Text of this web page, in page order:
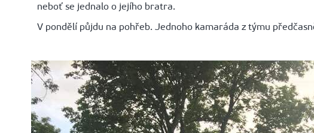
neboť se jednalo o jejího bratra.
V pondělí půjdu na pohřeb. Jednoho kamaráda z týmu